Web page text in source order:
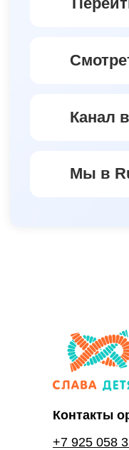
Контакты
+7 925 058